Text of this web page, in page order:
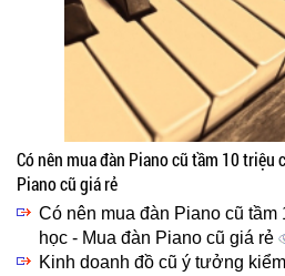
Có nên mua đàn Piano cũ tầm 10
Piano cũ giá rẻ
Có nên mua đàn Piano cũ
học - Mua đàn Piano cũ giá rẻ
Kinh doanh đồ cũ ý tưởng